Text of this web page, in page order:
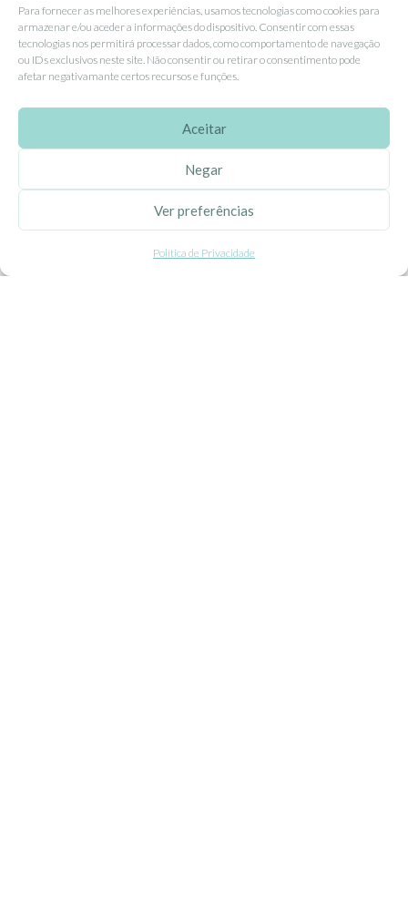
Para fornecer as melhores experiências, usamos tecnologias como cookies para
armazenar e/ou aceder a informações do dispositivo. Consentir com essas
tecnologias nos permitirá processar dados, como comportamento de navegação
ou IDs exclusivos neste site. Não consentir ou retirar o consentimento pode
afetar negativamante certos recursos e funções.
Aceitar
Negar
Ver preferências
Política de Privacidade
Tel: (351) 234095278 Custo de Chamada para Rede Fixa Nacional
Email: info@ehgoom.com
Rua José Afonso, Nº 50, 3800-438 Aveiro, Portugal
Sobre Nós
Propriedade Intelectual
Colaboração com Bloggers